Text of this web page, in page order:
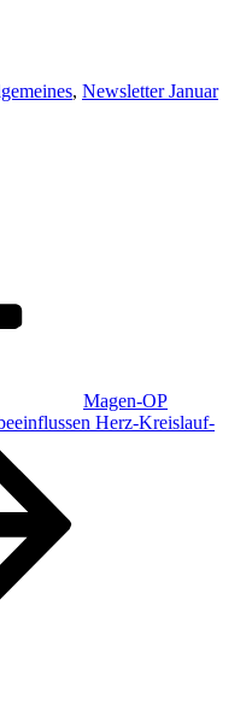
, Newsletter Januar
Magen-OP
Herz-Kreislauf-